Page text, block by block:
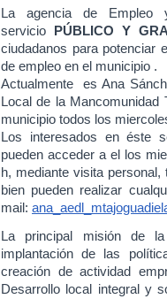
La agencia de Empleo
servicio
PÚBLICO Y
ciudadanos para potenciar
de empleo en el municipio .
Actualmente es Ana
Local de la Mancomunidad
municipio todos los
Los interesados en éste
pueden acceder a el los
h, mediante visita
bien pueden realizar
mail:
La principal misión de
implantación de las
creación de actividad
Desarrollo local integral y